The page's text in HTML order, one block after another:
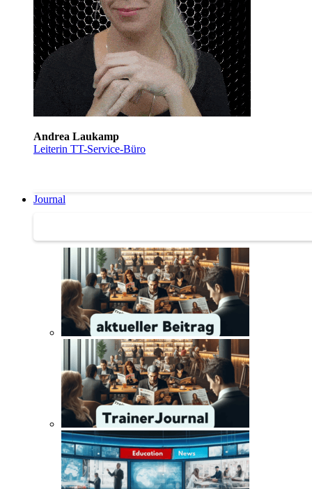
Andrea Laukamp
Leiterin TT-Service-Büro
Journal